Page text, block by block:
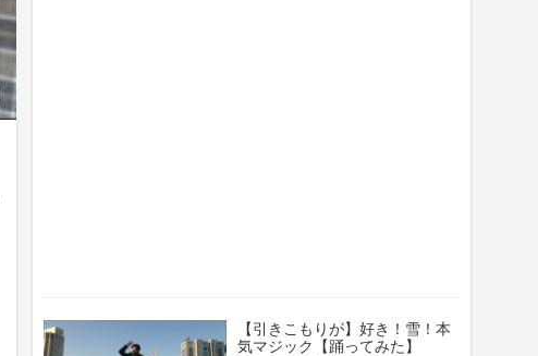
【引きこもりが】好き！雪！本
気マジック【踊ってみた】